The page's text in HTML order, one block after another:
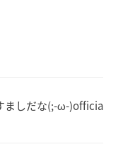
しだな(;-ω-)officia